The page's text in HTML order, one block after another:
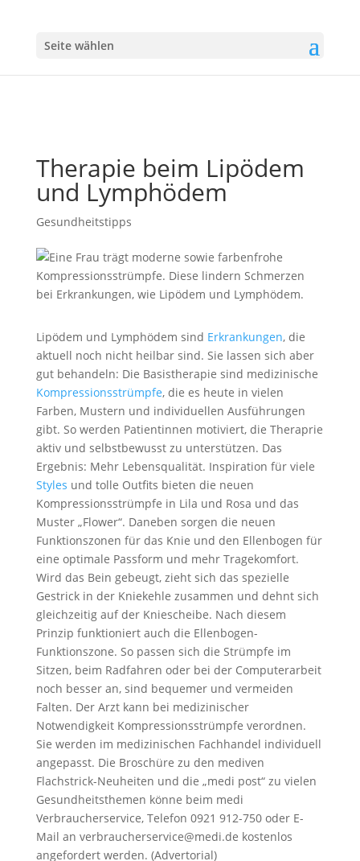
Seite wählen
Therapie beim Lipödem
und Lymphödem
Gesundheitstipps
Lipödem und Lymphödem sind Erkrankungen, die
aktuell noch nicht heilbar sind. Sie lassen sich aber
gut behandeln: Die Basistherapie sind medizinische
Kompressionsstrümpfe, die es heute in vielen
Farben, Mustern und individuellen Ausführungen
gibt. So werden Patientinnen motiviert, die Theraprie
aktiv und selbstbewusst zu unterstützen. Das
Ergebnis: Mehr Lebensqualität. Inspiration für viele
Styles und tolle Outfits bieten die neuen
Kompressionsstrümpfe in Lila und Rosa und das
Muster „Flower“. Daneben sorgen die neuen
Funktionszonen für das Knie und den Ellenbogen für
eine optimale Passform und mehr Tragekomfort.
Wird das Bein gebeugt, zieht sich das spezielle
Gestrick in der Kniekehle zusammen und dehnt sich
gleichzeitig auf der Kniescheibe. Nach diesem
Prinzip funktioniert auch die Ellenbogen-
Funktionszone. So passen sich die Strümpfe im
Sitzen, beim Radfahren oder bei der Computerarbeit
noch besser an, sind bequemer und vermeiden
Falten. Der Arzt kann bei medizinischer
Notwendigkeit Kompressionsstrümpfe verordnen.
Sie werden im medizinischen Fachhandel individuell
angepasst. Die Broschüre zu den mediven
Flachstrick-Neuheiten und die „medi post“ zu vielen
Gesundheitsthemen könne beim medi
Verbraucherservice, Telefon 0921 912-750 oder E-
Mail an verbraucherservice@medi.de kostenlos
angefordert werden. (Advertorial)